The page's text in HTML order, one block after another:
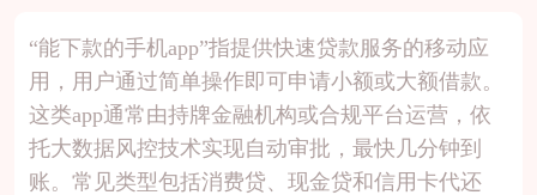
“能下款的手机app”指提供快速贷款服务的移动应
用，用户通过简单操作即可申请小额或大额借款。
这类app通常由持牌金融机构或合规平台运营，依
托大数据风控技术实现自动审批，最快几分钟到
账。常见类型包括消费贷、现金贷和信用卡代还